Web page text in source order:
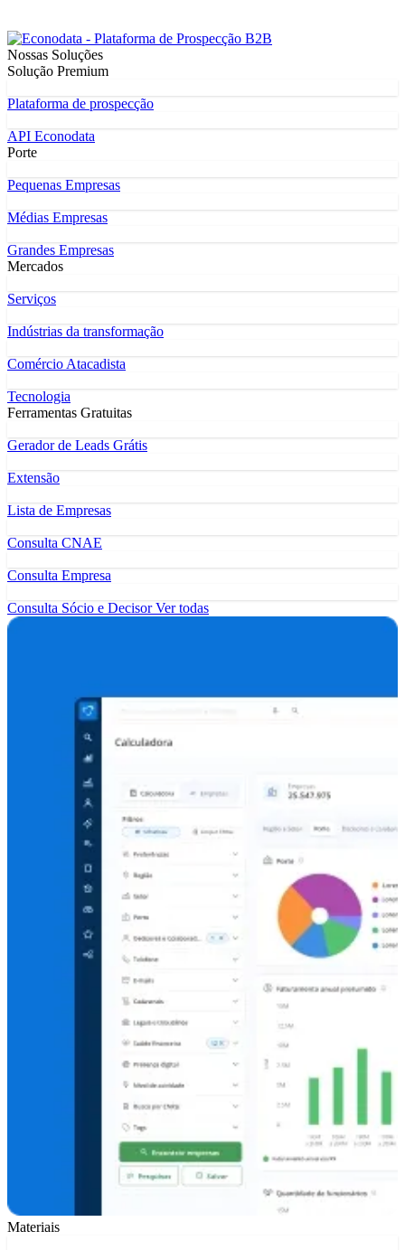
Nossas Soluções
Solução Premium
Plataforma de prospecção
API Econodata
Porte
Pequenas Empresas
Médias Empresas
Grandes Empresas
Mercados
Serviços
Indústrias da transformação
Comércio Atacadista
Tecnologia
Ferramentas Gratuitas
Gerador de Leads Grátis
Extensão
Lista de Empresas
Consulta CNAE
Consulta Empresa
Consulta Sócio e DecisorVer todas
Materiais